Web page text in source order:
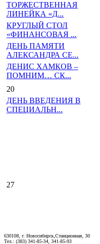
ТОРЖЕСТВЕННАЯ
ЛИНЕЙКА «Д...
КРУГЛЫЙ СТОЛ
«ФИНАНСОВАЯ ...
ДЕНЬ ПАМЯТИ
АЛЕКСАНДРА СЕ...
ДЕНИС ХАМКОВ –
ПОМНИМ… СК...
20
ДЕНЬ ВВЕДЕНИЯ В
СПЕЦИАЛЬН...
27
630108, г. Новосибирск,Станционная, 30
Тел.: (383) 341-85-34, 341-85-93